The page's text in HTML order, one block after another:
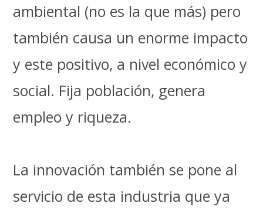
ambiental (no es la que más) pero
también causa un enorme impacto
y este positivo, a nivel económico y
social. Fija población, genera
empleo y riqueza.
La innovación también se pone al
servicio de esta industria que ya